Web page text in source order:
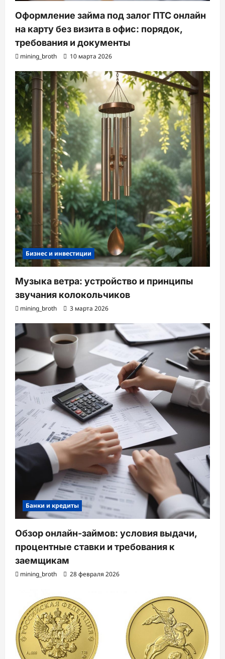
Оформление займа под залог ПТС онлайн
на карту без визита в офис: порядок,
требования и документы
mining_broth 10 марта 2026
Бизнес и инвестиции
Музыка ветра: устройство и принципы
звучания колокольчиков
mining_broth 3 марта 2026
Банки и кредиты
Обзор онлайн-займов: условия выдачи,
процентные ставки и требования к
заемщикам
mining_broth 28 февраля 2026